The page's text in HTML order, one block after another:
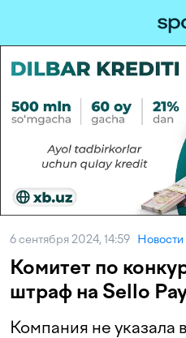
6 сентября 2024, 14:59 Новости
Комитет по
штраф на Sello
Компания не указала